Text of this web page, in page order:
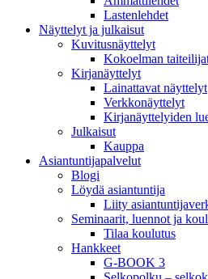
Lastenlehdet
Näyttelyt ja julkaisut
Kuvitusnäyttelyt
Kokoelman
Kirjanäyttelyt
Lainattavat näyttelyt
Verkkonäyttelyt
Kirjanäyttelyiden
Julkaisut
Kauppa
Asiantuntija­palvelut
Blogi
Löydä asiantuntija
Liity
Seminaarit, luennot ja
Tilaa koulutus
Hankkeet
G-BOOK 3